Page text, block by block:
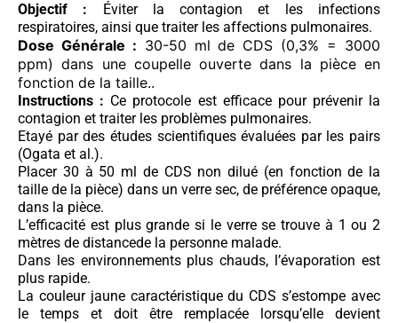
Objectif : Éviter la contagion et les infections
respiratoires, ainsi que traiter les affections pulmonaires.
Dose Générale : 30-50 ml de CDS (0,3% = 3000
ppm) dans une coupelle ouverte dans la pièce en
fonction de la taille..
Instructions : Ce protocole est efficace pour prévenir la
contagion et traiter les problèmes pulmonaires.
Etayé par des études scientifiques évaluées par les pairs
(Ogata et al.).
Placer 30 à 50 ml de CDS non dilué (en fonction de la
taille de la pièce) dans un verre sec, de préférence opaque,
dans la pièce.
L’efficacité est plus grande si le verre se trouve à 1 ou 2
mètres de distancede la personne malade.
Dans les environnements plus chauds, l’évaporation est
plus rapide.
La couleur jaune caractéristique du CDS s’estompe avec
le temps et doit être remplacée lorsqu’elle devient